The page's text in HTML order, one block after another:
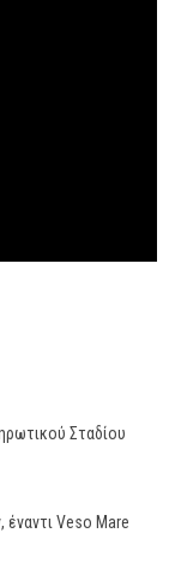
Σταδίου
Veso Mare